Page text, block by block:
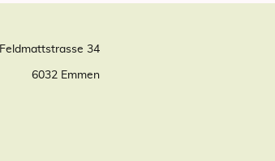
Feldmattstrasse 34
6032 Emmen